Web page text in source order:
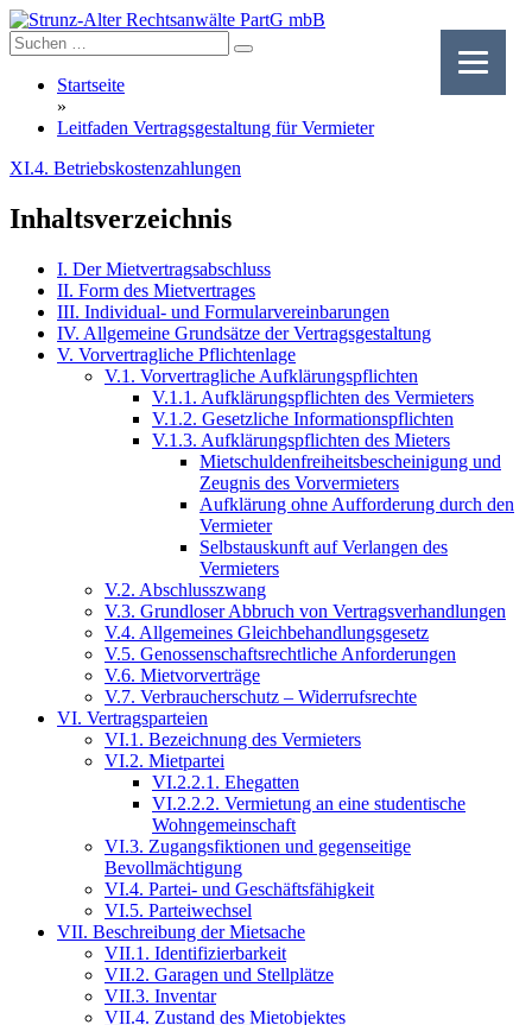
Skip
to
content
Startseite
»
Leitfaden Vertragsgestaltung für Vermieter
XI.4. Betriebskostenzahlungen
Inhaltsverzeichnis
I. Der Mietvertragsabschluss
II. Form des Mietvertrages
III. Individual- und Formularvereinbarungen
IV. Allgemeine Grundsätze der Vertragsgestaltung
V. Vorvertragliche Pflichtenlage
V.1. Vorvertragliche Aufklärungspflichten
V.1.1. Aufklärungspflichten des Vermieters
V.1.2. Gesetzliche Informationspflichten
V.1.3. Aufklärungspflichten des Mieters
Mietschuldenfreiheitsbescheinigung und
Zeugnis des Vorvermieters
Aufklärung ohne Aufforderung durch den
Vermieter
Selbstauskunft auf Verlangen des
Vermieters
V.2. Abschlusszwang
V.3. Grundloser Abbruch von Vertragsverhandlungen
V.4. Allgemeines Gleichbehandlungsgesetz
V.5. Genossenschaftsrechtliche Anforderungen
V.6. Mietvorverträge
V.7. Verbraucherschutz – Widerrufsrechte
VI. Vertragsparteien
VI.1. Bezeichnung des Vermieters
VI.2. Mietpartei
VI.2.2.1. Ehegatten
VI.2.2.2. Vermietung an eine studentische
Wohngemeinschaft
VI.3. Zugangsfiktionen und gegenseitige
Bevollmächtigung
VI.4. Partei- und Geschäftsfähigkeit
VI.5. Parteiwechsel
VII. Beschreibung der Mietsache
VII.1. Identifizierbarkeit
VII.2. Garagen und Stellplätze
VII.3. Inventar
VII.4. Zustand des Mietobjektes